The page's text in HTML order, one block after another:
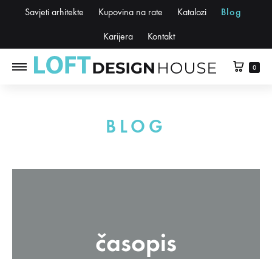
Savjeti arhitekte Kupovina na rate Katalozi Blog
Karijera Kontakt
0
BLOG
časopis